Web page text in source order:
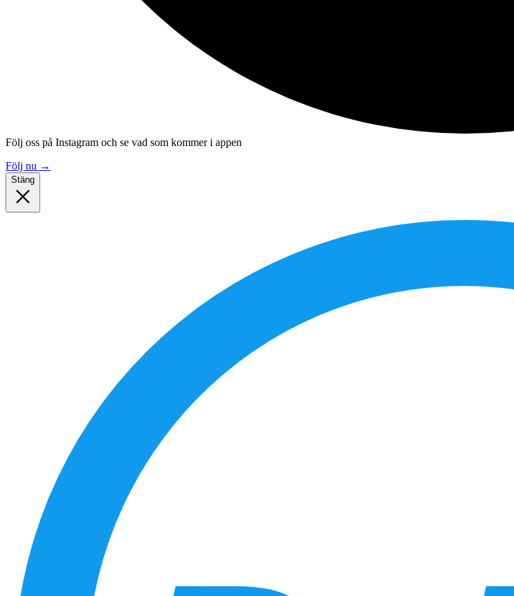
Följ oss på Instagram och se vad som kommer i appen
Följ nu →
Stäng